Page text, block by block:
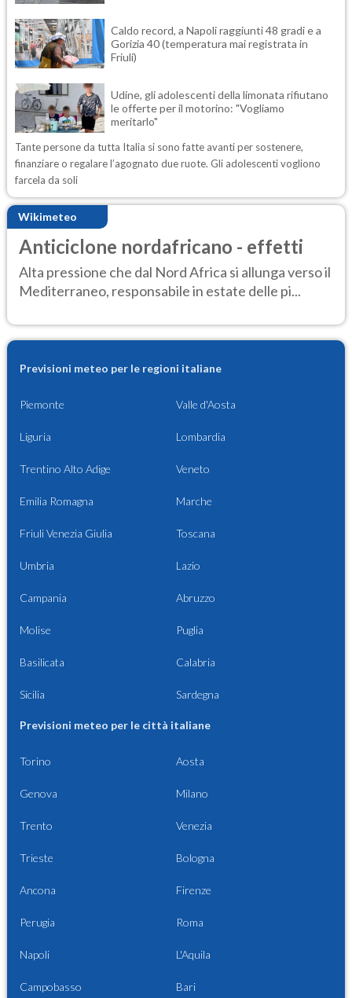
Caldo record, a Napoli raggiunti 48 gradi e a
Gorizia 40 (temperatura mai registrata in
Friuli)
Udine, gli adolescenti della limonata rifiutano
le offerte per il motorino: "Vogliamo
meritarlo"
Tante persone da tutta Italia si sono fatte avanti per sostenere,
finanziare o regalare l’agognato due ruote. Gli adolescenti vogliono
farcela da soli
Wikimeteo
Anticiclone nordafricano - effetti
Alta pressione che dal Nord Africa si allunga verso il
Mediterraneo, responsabile in estate delle pi...
Previsioni meteo per le regioni italiane
Piemonte Valle d'Aosta
Liguria Lombardia
Trentino Alto Adige Veneto
Emilia Romagna Marche
Friuli Venezia Giulia Toscana
Umbria Lazio
Campania Abruzzo
Molise Puglia
Basilicata Calabria
Sicilia Sardegna
Previsioni meteo per le città italiane
Torino Aosta
Genova Milano
Trento Venezia
Trieste Bologna
Ancona Firenze
Perugia Roma
Napoli L'Aquila
Campobasso Bari